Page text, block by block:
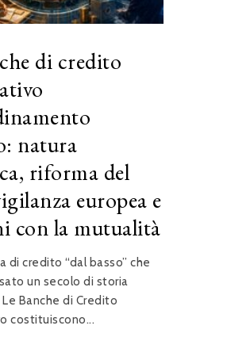
di credito
natura
riforma del
europea e
con la mutualità
di credito “dal basso” che
un secolo di storia
Banche di Credito
costituiscono...